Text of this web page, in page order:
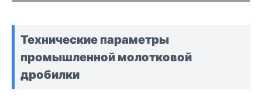
Технические параметры
промышленной молотковой
дробилки